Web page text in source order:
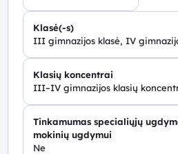
Klasė(-s)
III gimnazijos klasė, IV
Klasių koncentrai
III–IV gimnazijos klasių
Tinkamumas specialiųjų
mokinių ugdymui
Ne